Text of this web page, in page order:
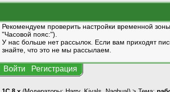
Рекомендуем проверить настройки временной
"Часовой пояс:").
У нас больше нет рассылок. Если вам приходят
знайте, что это не мы рассылаем.
Войти Регистрация